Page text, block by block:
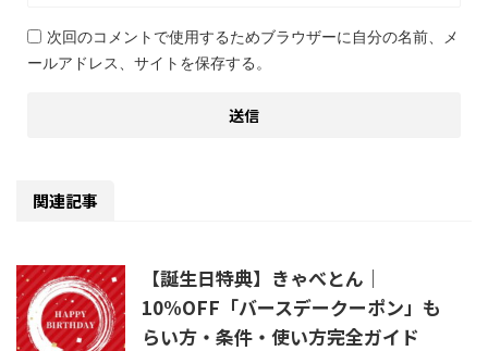
次回のコメントで使用するためブラウザーに自分の名前、メ
ールアドレス、サイトを保存する。
関連記事
【誕生日特典】きゃべとん｜
10%OFF「バースデークーポン」も
らい方・条件・使い方完全ガイド